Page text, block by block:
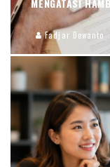
MENGATASI
Fadjar Dewanto